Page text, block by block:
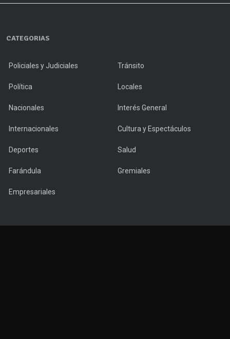
CATEGORIAS
Policiales y Judiciales Tránsito
Política Locales
Nacionales Interés General
Internacionales Cultura y Espectáculos
Deportes Salud
Farándula Gremiales
Empresariales